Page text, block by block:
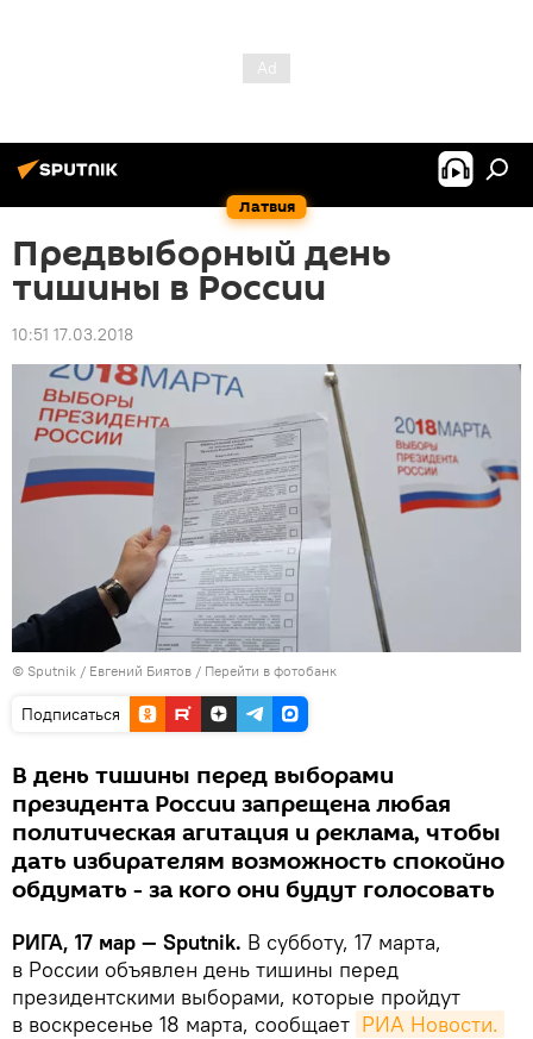
Латвия
Предвыборный день
тишины в России
10:51 17.03.2018
© Sputnik / Евгений Биятов / Перейти в фотобанк
Подписаться
В день тишины перед выборами
президента России запрещена любая
политическая агитация и реклама, чтобы
дать избирателям возможность спокойно
обдумать - за кого они будут голосовать
РИГА, 17 мар — Sputnik. В субботу, 17 марта,
в России объявлен день тишины перед
президентскими выборами, которые пройдут
в воскресенье 18 марта, сообщает РИА Новости.